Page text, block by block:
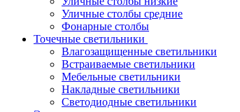
Уличные столбы средние
Фонарные столбы
Точечные светильники
Влагозащищенные светильники
Встраиваемые светильники
Мебельные светильники
Накладные светильники
Светодиодные светильники